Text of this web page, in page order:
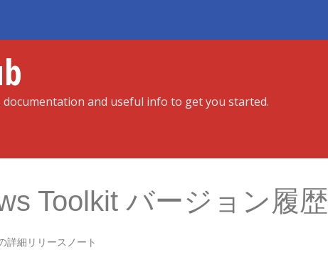
and useful info to get you started.
Toolkit バージョン履歴
詳細リリースノート